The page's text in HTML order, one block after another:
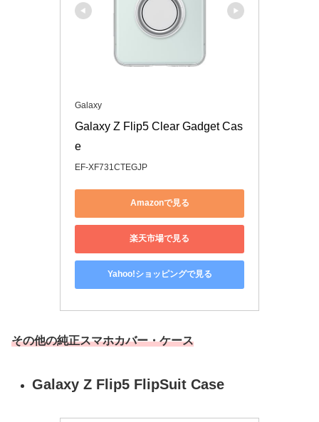
Galaxy
Galaxy Z Flip5 Clear Gadget Cas
e
EF-XF731CTEGJP
Amazonで見る
楽天市場で見る
Yahoo!ショッピングで見る
その他の純正スマホカバー・ケース
Galaxy Z Flip5 FlipSuit Case